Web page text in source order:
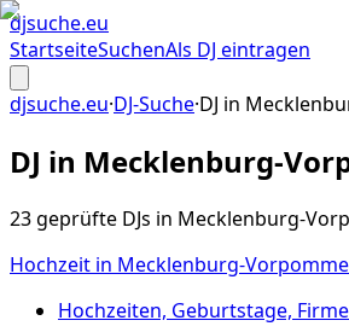
djsuche.eu
StartseiteSuchenAls DJ eintragen
djsuche.eu·DJ-Suche·DJ in
DJ in Mecklenburg-
23 geprüfte DJs in Mecklenburg-
Hochzeit in Mecklenburg-
Hochzeiten, Geburtstage,